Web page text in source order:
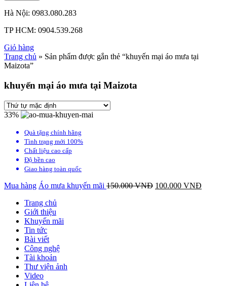
Hà Nội: 0983.080.283
TP HCM: 0904.539.268
Giỏ hàng
Trang chủ » Sản phẩm được gắn thẻ “khuyến mại áo mưa tại
Maizota”
khuyến mại áo mưa tại Maizota
33%
Quà tặng chính hãng
Tình trạng mới 100%
Chất liệu cao cấp
Độ bền cao
Giao hàng toàn quốc
Mua hàng Áo mưa khuyến mãi 150.000VNĐ 100.000 VNĐ
Trang chủ
Giới thiệu
Khuyến mãi
Tin tức
Bài viết
Công nghệ
Tài khoản
Thư viện ảnh
Video